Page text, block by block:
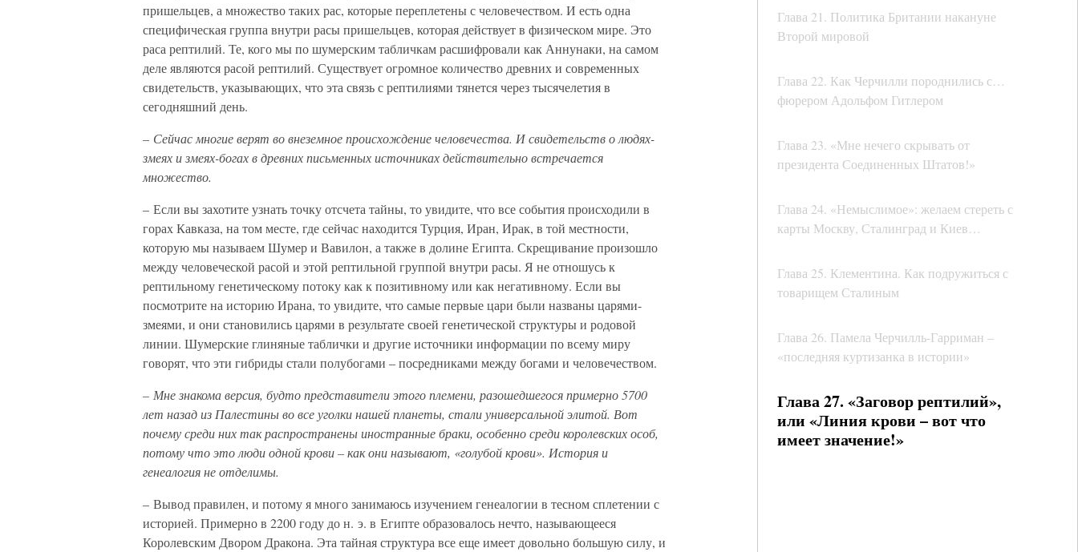
Глава 21. Политика Британии накануне
Второй мировой
Глава 22. Как Черчилли породнились с…
фюрером Адольфом Гитлером
Глава 23. «Мне нечего скрывать от
президента Соединенных Штатов!»
Глава 24. «Немыслимое»: желаем стереть с
карты Москву, Сталинград и Киев…
Глава 25. Клементина. Как подружиться с
товарищем Сталиным
Глава 26. Памела Черчилль-Гарриман –
«последняя куртизанка в истории»
Глава 27. «Заговор рептилий»,
или «Линия крови – вот что
имеет значение!»
пришельцев, а множество таких рас, которые переплетены с человечеством. И есть одна
специфическая группа внутри расы пришельцев, которая действует в физическом мире. Это
раса рептилий. Те, кого мы по шумерским табличкам расшифровали как Аннунаки, на самом
деле являются расой рептилий. Существует огромное количество древних и современных
свидетельств, указывающих, что эта связь с рептилиями тянется через тысячелетия в
сегодняшний день.
– Сейчас многие верят во внеземное происхождение человечества. И свидетельств о людях-
змеях и змеях-богах в древних письменных источниках действительно встречается
множество.
– Если вы захотите узнать точку отсчета тайны, то увидите, что все события происходили в
горах Кавказа, на том месте, где сейчас находится Турция, Иран, Ирак, в той местности,
которую мы называем Шумер и Вавилон, а также в долине Египта. Скрещивание произошло
между человеческой расой и этой рептильной группой внутри расы. Я не отношусь к
рептильному генетическому потоку как к позитивному или как негативному. Если вы
посмотрите на историю Ирана, то увидите, что самые первые цари были названы царями-
змеями, и они становились царями в результате своей генетической структуры и родовой
линии. Шумерские глиняные таблички и другие источники информации по всему миру
говорят, что эти гибриды стали полубогами – посредниками между богами и человечеством.
– Мне знакома версия, будто представители этого племени, разошедшегося примерно 5700
лет назад из Палестины во все уголки нашей планеты, стали универсальной элитой. Вот
почему среди них так распространены иностранные браки, особенно среди королевских особ,
потому что это люди одной крови – как они называют, «голубой крови». История и
генеалогия не отделимы.
– Вывод правилен, и потому я много занимаюсь изучением генеалогии в тесном сплетении с
историей. Примерно в 2200 году до н. э. в Египте образовалось нечто, называющееся
Королевским Двором Дракона. Эта тайная структура все еще имеет довольно большую силу, и